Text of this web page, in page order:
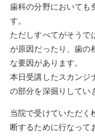
歯科の分野においても
す。
ただしすべてがそうで
が原因だったり、歯の
な要因があります。
本日受講したスカンジ
の部分を深掘りしてい
当院で受けていただく
断するために行なって